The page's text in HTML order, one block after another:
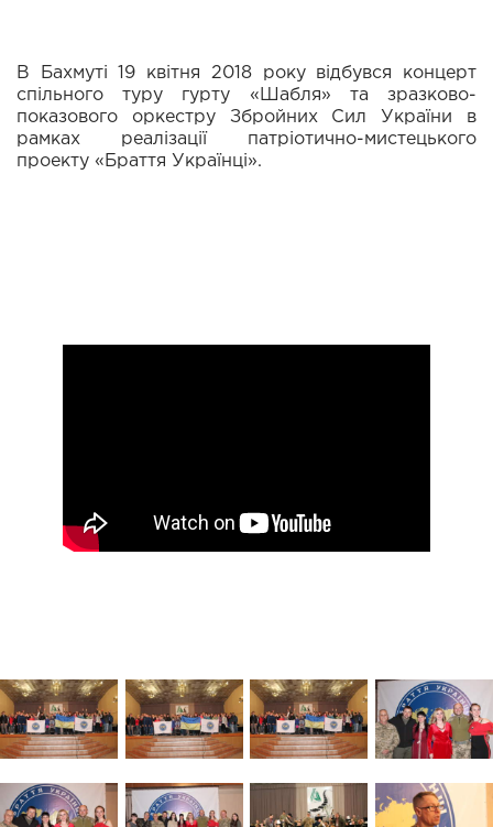
В Бахмуті 19 квітня 2018 року відбувся концерт
спільного туру гурту «Шабля» та зразково-
показового оркестру Збройних Сил України в
рамках реалізації патріотично-мистецького
проекту «Браття Українці».